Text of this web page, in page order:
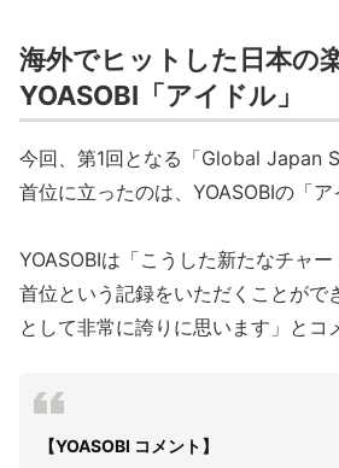
海外でヒットした日本の
YOASOBI「アイドル」
今回、第1回となる「Global Japan
首位に立ったのは、YOASOBIの「ア
YOASOBIは「こうした新たなチャー
首位という記録をいただくことがで
として非常に誇りに思います」とコ
【YOASOBI コメント】